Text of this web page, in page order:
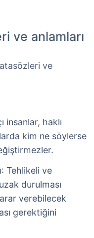
ve anlamları
ve
insanlar, haklı
kim ne söylerse
: Tehlikeli ve
durulması
verebilecek
gerektiğini